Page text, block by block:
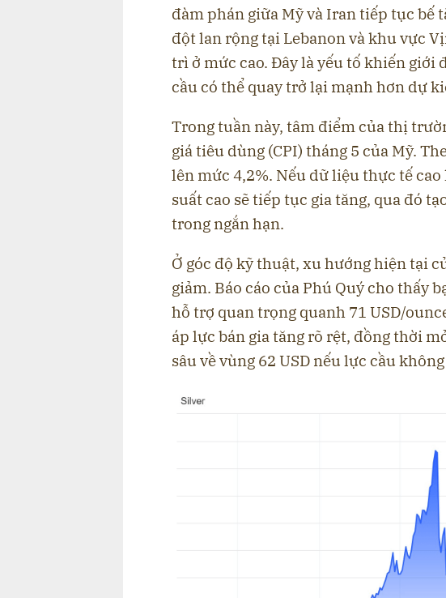
đàm phán giữa Mỹ và Iran tiếp tục bế
đột lan rộng tại Lebanon và khu vực
trì ở mức cao. Đây là yếu tố khiến giới
cầu có thể quay trở lại mạnh hơn dự
Trong tuần này, tâm điểm của thị
giá tiêu dùng (CPI) tháng 5 của Mỹ.
lên mức 4,2%. Nếu dữ liệu thực tế
suất cao sẽ tiếp tục gia tăng, qua đó
trong ngắn hạn.
Ở góc độ kỹ thuật, xu hướng hiện tại
giảm. Báo cáo của Phú Quý cho thấy
hỗ trợ quan trọng quanh 71 USD/
áp lực bán gia tăng rõ rệt, đồng thời
sâu về vùng 62 USD nếu lực cầu